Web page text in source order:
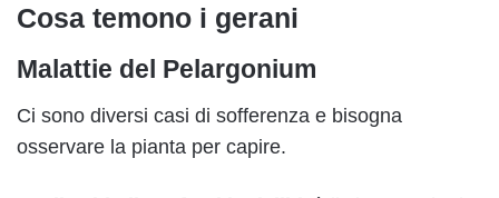
Cosa temono i gerani
Malattie del Pelargonium
Ci sono diversi casi di sofferenza e bisogna
osservare la pianta per capire.